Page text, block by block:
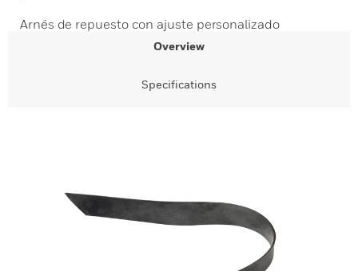
Arnés de repuesto con ajuste personalizado
Overview
Specifications